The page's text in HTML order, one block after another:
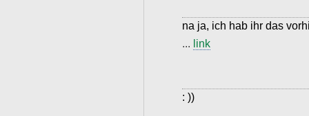
na ja, ich hab ihr das
... link
: ))